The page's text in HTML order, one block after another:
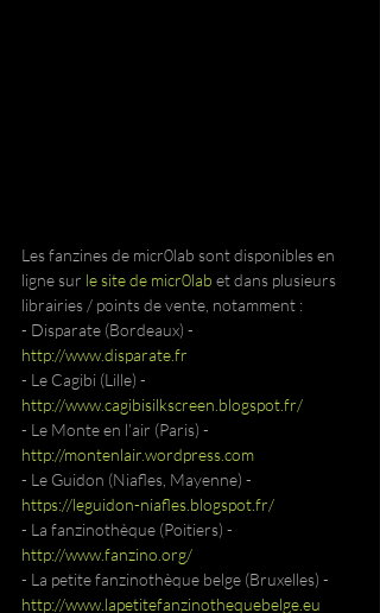
Les fanzines de micr0lab sont disponibles en
ligne sur le site de micr0lab et dans plusieurs
librairies / points de vente, notamment :
- Disparate (Bordeaux) -
http://www.disparate.fr
- Le Cagibi (Lille) -
http://www.cagibisilkscreen.blogspot.fr/
- Le Monte en l’air (Paris) -
http://montenlair.wordpress.com
- Le Guidon (Niafles, Mayenne) -
https://leguidon-niafles.blogspot.fr/
- La fanzinothèque (Poitiers) -
http://www.fanzino.org/
- La petite fanzinothèque belge (Bruxelles) -
http://www.lapetitefanzinothequebelge.eu